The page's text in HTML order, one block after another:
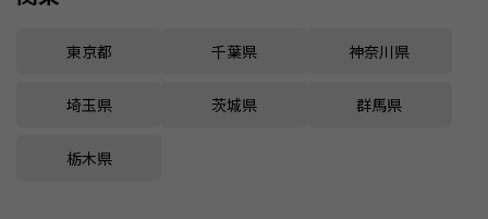
東京都 千葉県 神奈川県
埼玉県 茨城県 群馬県
栃木県